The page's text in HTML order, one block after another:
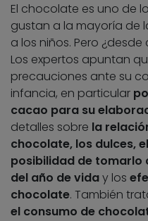
El chocolate es uno de
gustan a la mayoría de
a los niños. Pero
Los expertos apuntan
precauciones ante su
infancia, en particular
cacao para su
detalles sobre la
chocolate, los dulces,
posibilidad de tomarlo
del año de viday los
chocolate. También
el consumo de